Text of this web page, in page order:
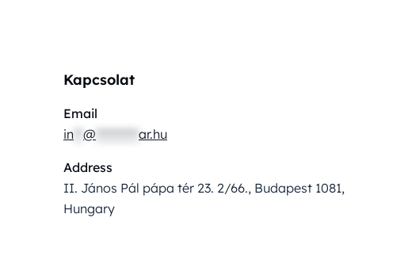
Kapcsolat
Email
in @ ar.hu
Address
II. János Pál pápa tér 23. 2/66., Budapest 1081,
Hungary